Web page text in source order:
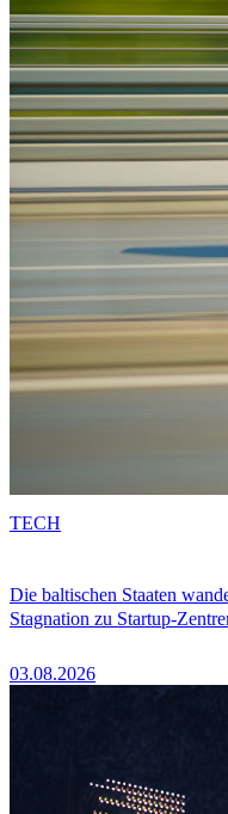
Die baltischen Staaten
Stagnation zu Startup-
03.08.2026
TECH